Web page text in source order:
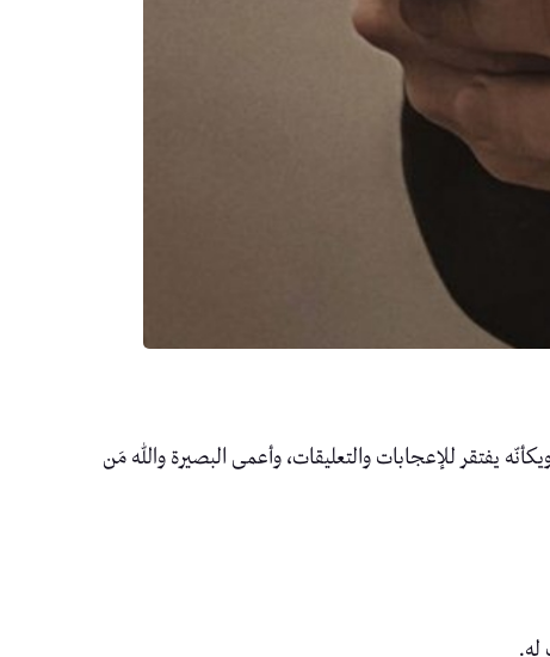
يفتقر للإعجابات والتعليقات، وأعمى البصيرة والله مَن
له.